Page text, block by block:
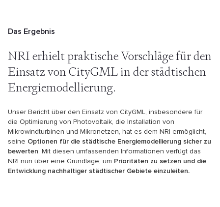
Das Ergebnis
NRI erhielt praktische Vorschläge für den
Einsatz von CityGML in der städtischen
Energiemodellierung.
Unser Bericht über den Einsatz von CityGML, insbesondere für
die Optimierung von Photovoltaik, die Installation von
Mikrowindturbinen und Mikronetzen, hat es dem NRI ermöglicht,
seine Optionen für die städtische Energiemodellierung sicher zu
bewerten. Mit diesen umfassenden Informationen verfügt das
NRI nun über eine Grundlage, um Prioritäten zu setzen und die
Entwicklung nachhaltiger städtischer Gebiete einzuleiten.